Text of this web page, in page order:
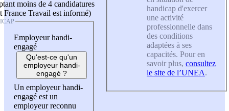
moins de 4 candidatures
France Travail est informé)
Employeur handi-
engagé
Qu'est-ce qu'un
employeur handi-
engagé ?
Un employeur handi-
engagé est un
employeur reconnu
handicap d'exercer
une activité
professionnelle dans
des conditions
adaptées à ses
capacités. Pour en
savoir plus, consultez
le site de l’UNEA.